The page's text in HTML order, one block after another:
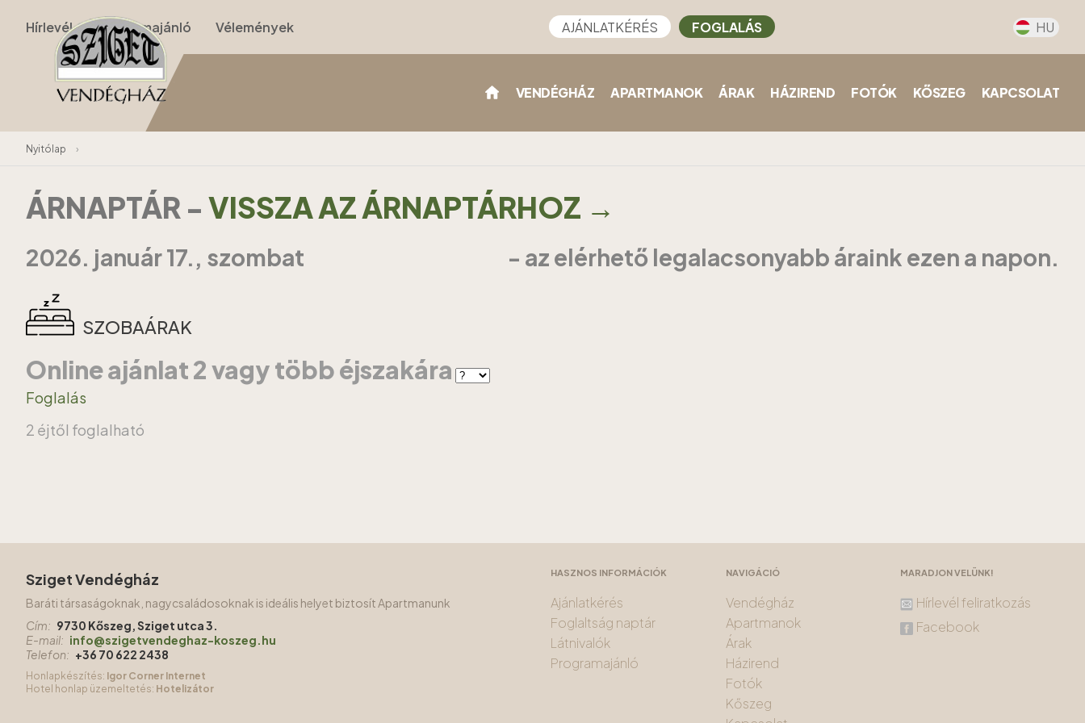
Hírlevél Programajánló Vélemények AJÁNLATKÉRÉS FOGLALÁS HU
VENDÉGHÁZ APARTMANOK ÁRAK HÁZIREND FOTÓK KŐSZEG KAPCSOLAT
Nyitólap ›
ÁRNAPTÁR - VISSZA AZ ÁRNAPTÁRHOZ →
2026. január 17., szombat - az elérhető legalacsonyabb áraink ezen a napon.
SZOBAÁRAK
Online ajánlat 2 vagy több éjszakára
Foglalás
2 éjtől foglalható
Sziget Vendégház
Baráti társaságoknak, nagycsaládosoknak is ideális helyet biztosít Apartmanunk
Cím: 9730 Kőszeg, Sziget utca 3.
E-mail: info@szigetvendeghaz-koszeg.hu
Telefon: +36 70 622 2438
Honlapkészítés: Igor Corner Internet
Hotel honlap üzemeltetés: Hotelizátor
HASZNOS INFORMÁCIÓK
Ajánlatkérés
Foglaltság naptár
Látnivalók
Programajánló
NAVIGÁCIÓ
Vendégház
Apartmanok
Árak
Házirend
Fotók
Kőszeg
MARADJON VELÜNK!
Hírlevél feliratkozás
Facebook